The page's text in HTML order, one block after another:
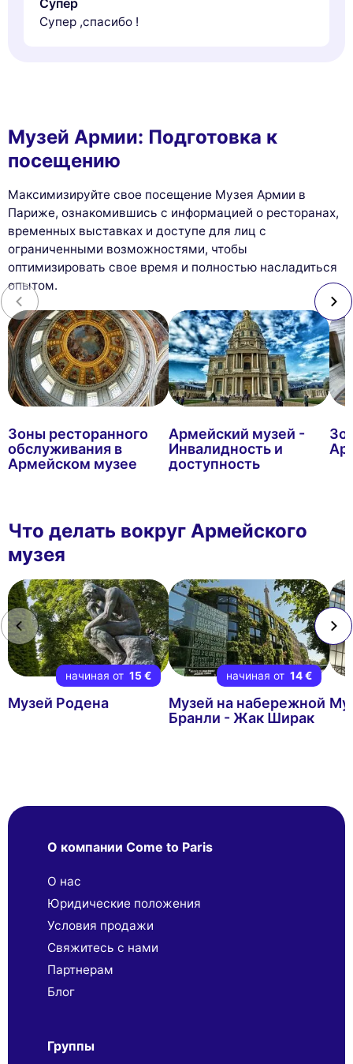
Супер ,спасибо !
Музей Армии: Подготовка к
посещению
Максимизируйте свое посещение Музея Армии в
Париже, ознакомившись с информацией о ресторанах,
временных выставках и доступе для лиц с
ограниченными возможностями, чтобы
оптимизировать свое время и полностью насладиться
опытом.
Зоны ресторанного
обслуживания в
Армейском музее
Армейский музей -
Инвалидность и
доступность
Что делать вокруг Армейского
музея
начиная от 15 €
Музей Родена
начиная от 14 €
Музей на набережной
Бранли - Жак Ширак
О компании Come to Paris
О нас
Юридические положения
Условия продажи
Свяжитесь с нами
Партнерaм
Блог
Группы